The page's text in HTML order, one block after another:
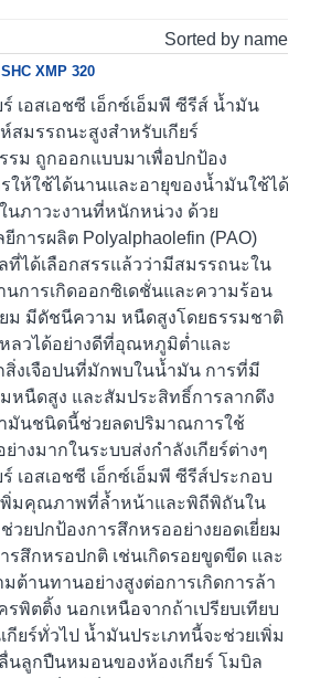
Sorted by name
XMP 320
ร์ เอสเอชซี เอ็กซ์เอ็มพี ซีรีส์ น้ำมัน
ห์สมรรถนะสูงสำหรับเกียร์
รม ถูกออกแบบมาเพื่อปกป้อง
รให้ใช้ได้นานและอายุของน้ำมันใช้ได้
นภาวะงานที่หนักหน่วง ด้วย
การผลิต Polyalphaolefin (PAO)
ที่ได้เลือกสรรแล้วว่ามีสมรรถนะใน
นการเกิดออกซิเดชั่นและความร้อน
ยม มีดัชนีความ หนืดสูงโดยธรรมชาติ
หลวได้อย่างดีที่อุณหภูมิต่ำและ
สิ่งเจือปนที่มักพบในน้ำมัน การที่มี
หนืดสูง และสัมประสิทธิ์การลากดึง
มันชนิดนี้ช่วยลดปริมาณการใช้
างมากในระบบส่งกำลังเกียร์ต่างๆ
เอสเอชซี เอ็กซ์เอ็มพี ซีรีส์ประกอบ
พิ่มคุณภาพที่ล้ำหน้าและพิถีพิถันใน
วยปกป้องการสึกหรออย่างยอดเยี่ยม
ารสึกหรอปกติ เช่นเกิดรอยขูดขีด และ
มต้านทานอย่างสูงต่อการเกิดการล้า
รพิตติ้ง นอกเหนือจากถ้าเปรียบเทียบ
กียร์ทั่วไป น้ำมันประเภทนี้จะช่วยเพิ่ม
นลูกปืนหมอนของห้องเกียร์ โมบิล